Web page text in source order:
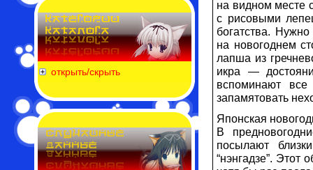
открыть/скрыть
на видном месте
с рисовыми
богатства.
на новогоднем
лапша из
икра —
вспоминают
запамятовать
Японская
В
посылают
“нэнгадзе”. Этот